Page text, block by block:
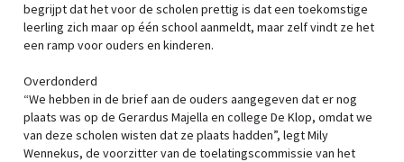
begrijpt dat het voor de scholen prettig is dat een toekomstige
leerling zich maar op één school aanmeldt, maar zelf vindt ze het
een ramp voor ouders en kinderen.
Overdonderd
“We hebben in de brief aan de ouders aangegeven dat er nog
plaats was op de Gerardus Majella en college De Klop, omdat we
van deze scholen wisten dat ze plaats hadden”, legt Mily
Wennekus, de voorzitter van de toelatingscommissie van het